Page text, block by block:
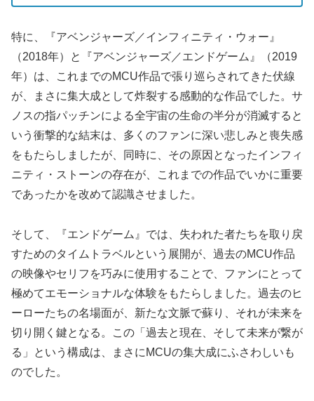
特に、『アベンジャーズ／インフィニティ・ウォー』
（2018年）と『アベンジャーズ／エンドゲーム』（2019
年）は、これまでのMCU作品で張り巡らされてきた伏線
が、まさに集大成として炸裂する感動的な作品でした。サ
ノスの指パッチンによる全宇宙の生命の半分が消滅すると
いう衝撃的な結末は、多くのファンに深い悲しみと喪失感
をもたらしましたが、同時に、その原因となったインフィ
ニティ・ストーンの存在が、これまでの作品でいかに重要
であったかを改めて認識させました。
そして、『エンドゲーム』では、失われた者たちを取り戻
すためのタイムトラベルという展開が、過去のMCU作品
の映像やセリフを巧みに使用することで、ファンにとって
極めてエモーショナルな体験をもたらしました。過去のヒ
ーローたちの名場面が、新たな文脈で蘇り、それが未来を
切り開く鍵となる。この「過去と現在、そして未来が繋が
る」という構成は、まさにMCUの集大成にふさわしいも
のでした。